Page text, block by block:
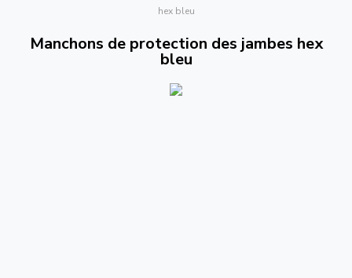
hex bleu
Manchons de protection des jambes hex
bleu